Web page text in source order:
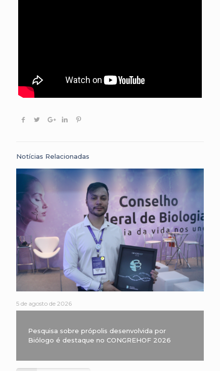
Notícias Relacionadas
5 de agosto de 2026
Pesquisa sobre própolis desenvolvida por
Biólogo é destaque no CONGREHOF 2026